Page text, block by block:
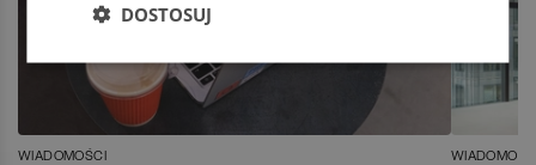
WIADOMOŚCI
DOSTOSUJ